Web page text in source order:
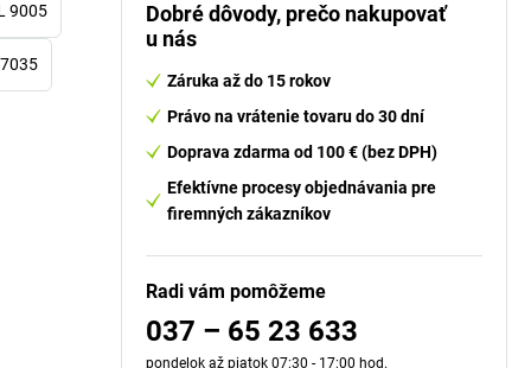
9005
Dobré dôvody, prečo nakupovať
u nás
Záruka až do 15 rokov
Právo na vrátenie tovaru do 30 dní
Doprava zdarma od 100 € (bez DPH)
Efektívne procesy objednávania pre
firemných zákazníkov
Radi vám pomôžeme
037 – 65 23 633
pondelok až piatok 07:30 - 17:00 hod.